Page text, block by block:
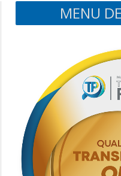
MENU